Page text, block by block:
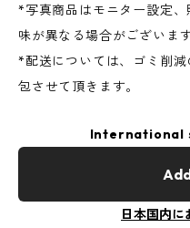
*写真商品はモニター設定
味が異なる場合がございます
*配送については、ゴミ削
包させて頂きます。
International
日本国内に